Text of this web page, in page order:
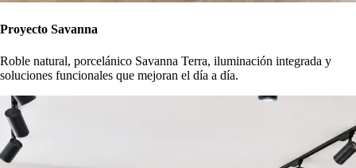
Proyecto Savanna
Roble natural, porcelánico Savanna Terra, iluminación integrada y
soluciones funcionales que mejoran el día a día.